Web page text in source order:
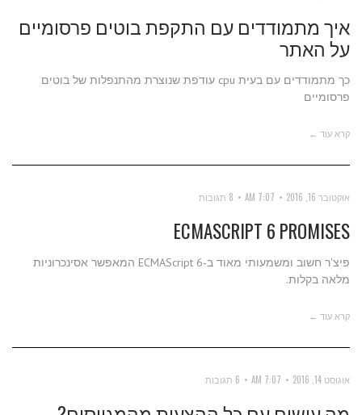
איך מתמודדים עם התקפת בוטים פרסומיים
על האתר
כך מתמודדים עם בעית cpu עודפת שנוצרת מהתנפלות של בוטים
פרסומיים
קרא עוד ←
אוקטובר 16, 2016 7:07 AM 8 תגובות
ECMASCRIPT 6 PROMISES
פיצ'ר חשוב ומשמעותי מאוד ב-ECMAScript 6 המאפשר אסינכרוניות
מלאה בקלות.
קרא עוד ←
אוגוסט 14, 2016 7:07 AM 6 תגובות